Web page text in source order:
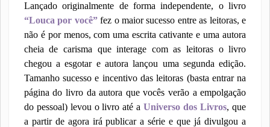
Lançado originalmente de forma independente, o livro
“Louca por você”fez o maior sucesso entre as leitoras, e
não é por menos, com uma escrita cativante e uma autora
cheia de carisma que interage com as leitoras o livro
chegou a esgotar e autora lançou uma segunda edição.
Tamanho sucesso e incentivo das leitoras (basta entrar na
página do livro da autora que vocês verão a empolgação
do pessoal) levou o livro até aUniverso dos Livros, que
a partir de agora irá publicar a série e que já divulgou a